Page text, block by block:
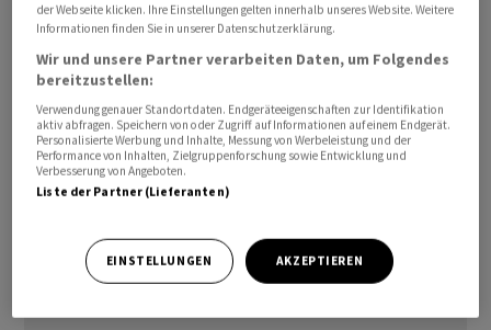
Werde die Mindestvorgabe für Abgeltungen vom Bund
nicht erreicht, könne entweder die Zahl der Fahrten auf
einen Halbstundentakt beschränkt werden. Tun sie
dies, müssen die Unternehmen mindestens 20 Prozent
der Kosten erwirtschaften, um Geld vom Bund zu
erhalten. Dieser Schwellenwert gilt heute.
der Webseite klicken. Ihre Einstellungen gelten innerhalb unseres Website. Weitere
Informationen finden Sie in unserer Datenschutzerklärung.
Wir und unsere Partner verarbeiten Daten, um Folgendes
bereitzustellen:
Verwendung genauer Standortdaten. Endgeräteeigenschaften zur Identifikation
aktiv abfragen. Speichern von oder Zugriff auf Informationen auf einem Endgerät.
Personalisierte Werbung und Inhalte, Messung von Werbeleistung und der
Performance von Inhalten, Zielgruppenforschung sowie Entwicklung und
Verbesserung von Angeboten.
Liste der Partner (Lieferanten)
EINSTELLUNGEN AKZEPTIEREN